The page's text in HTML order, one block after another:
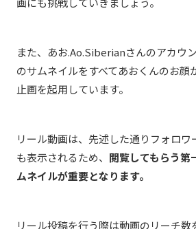
また、 あお.Ao.Siberianさんのアカウ
のサムネイルをすべてあおくんのお顔
止画を起用しています。
リール動画は、先述した通りフォロワ
も表示されるため、 閲覧してもらう第
ムネイルが重要となります。
リール投稿を行う際は動画のリーチ数